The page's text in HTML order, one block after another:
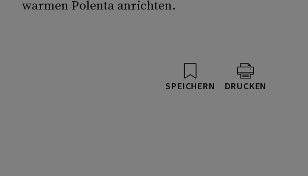
warmen Polenta anrichten.
SPEICHERN DRUCKEN